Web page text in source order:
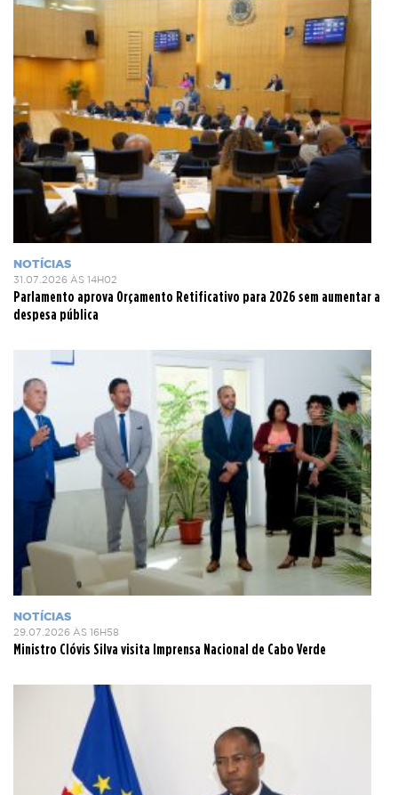
NOTÍCIAS
31.07.2026 ÀS 14H02
Parlamento aprova Orçamento Retificativo para 2026 sem aumentar a
despesa pública
NOTÍCIAS
29.07.2026 ÀS 16H58
Ministro Clóvis Silva visita Imprensa Nacional de Cabo Verde